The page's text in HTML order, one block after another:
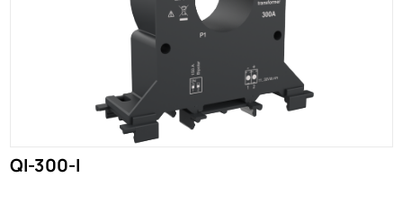
QI-300-I